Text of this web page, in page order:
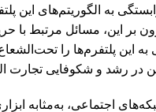
به الگوریتم‌های این
بر این، مسائل مرتبط با
پلتفرم‌ها را
رشد و شکوفایی تجارت
اجتماعی، به‌مثابه ابزاری